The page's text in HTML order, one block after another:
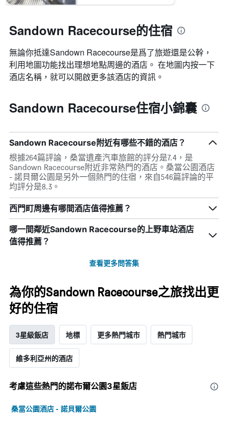
Sandown Racecourse的住宿
無論你抵達Sandown Racecourse​是爲了旅遊還是公幹，
利用地圖功能找出理想地點周邊的酒店。 在地圖内按一下
酒店名稱，就可以開啟更多該酒店的資訊。
Sandown Racecourse住宿小錦囊
Sandown Racecourse附近有哪些不錯的酒店？
根據264篇評論，桑當遺產汽車旅館的評分是7.4，是
Sandown Racecourse附近非常熱門的酒店。桑當公園酒店
- 諾貝爾公園是另外一個熱門的住宿，來自546篇評論的平
均評分是8.3。
西門町周邊有哪間酒店值得推薦？
哪一間鄰近Sandown Racecourse的上野車站酒店
值得推薦？
查看更多問答集
為你的Sandown Racecourse之旅找出更
好的住宿
3星級飯店 地標 更多熱門城市 熱門城市
維多利亞州的酒店
考慮這些熱門的諾布爾公園3星​飯店
桑當公園酒店 - 諾貝爾公園